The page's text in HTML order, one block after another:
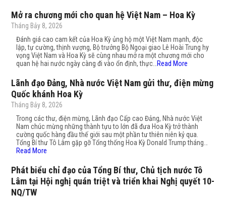
Mở ra chương mới cho quan hệ Việt Nam – Hoa Kỳ
Tháng Bảy 8, 2026
Đánh giá cao cam kết của Hoa Kỳ ủng hộ một Việt Nam mạnh, độc
lập, tự cường, thịnh vượng, Bộ trưởng Bộ Ngoại giao Lê Hoài Trung hy
vọng Việt Nam và Hoa Kỳ sẽ cùng nhau mở ra một chương mới cho
quan hệ hai nước ngày càng đi vào ổn định, thực… Read More
Lãnh đạo Đảng, Nhà nước Việt Nam gửi thư, điện mừng
Quốc khánh Hoa Kỳ
Tháng Bảy 8, 2026
Trong các thư, điện mừng, Lãnh đạo Cấp cao Đảng, Nhà nước Việt
Nam chúc mừng những thành tựu to lớn đã đưa Hoa Kỳ trở thành
cường quốc hàng đầu thế giới sau một phần tư thiên niên kỷ qua.
Tổng Bí thư Tô Lâm gặp gỡ Tổng thống Hoa Kỳ Donald Trump tháng…
Read More
Phát biểu chỉ đạo của Tổng Bí thư, Chủ tịch nước Tô
Lâm tại Hội nghị quán triệt và triển khai Nghị quyết 10-
NQ/TW